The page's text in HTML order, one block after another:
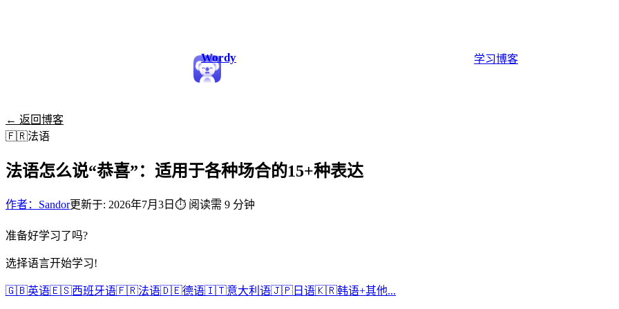
Wordy 学习博客
← 返回博客
🇫🇷法语
法语怎么说“恭喜”：适用于各种场合的15+种表达
作者：Sandor更新于: 2026年7月3日 ⏱ 阅读需 9 分钟
准备好学习了吗?
选择语言开始学习!
🇬🇧英语🇪🇸西班牙语🇫🇷法语🇩🇪德语🇮🇹意大利语🇯🇵 日语🇰🇷韩语+其他...